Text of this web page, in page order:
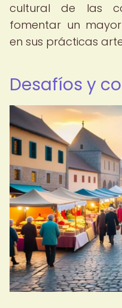
cultural de las
fomentar un
en sus prácticas
Desafíos y